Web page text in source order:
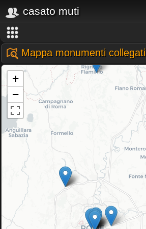
casato muti
Mappa monumenti collegati
+
−